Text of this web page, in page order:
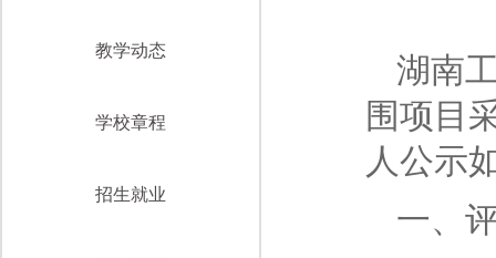
教学动态
学校章程
招生就业
湖南
围项目
人公示
一、